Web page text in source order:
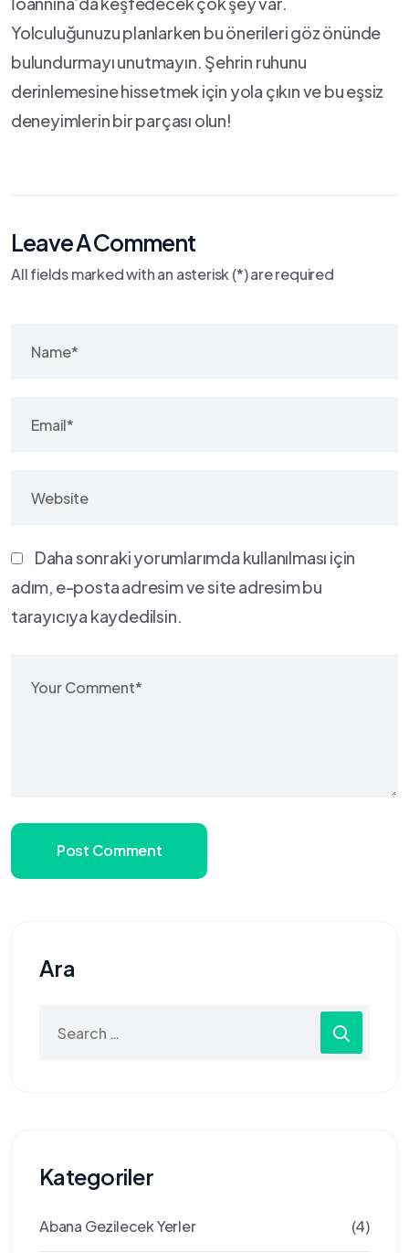
Yolculuğunuzu planlarken ⁢bu​ önerileri göz önünde
bulundurmayı ‍unutmayın.‍ Şehrin ruhunu
derinlemesine⁣ hissetmek⁢ için yola çıkın‌ ve ‌bu ⁢eşsiz
⁢deneyimlerin bir parçası olun!
Leave A Comment
All fields marked with an asterisk (*) are required
Daha sonraki yorumlarımda kullanılması için
adım, e-posta adresim ve site adresim bu
tarayıcıya kaydedilsin.
Post Comment
Ara
for:
Kategoriler
Abana Gezilecek Yerler (4)